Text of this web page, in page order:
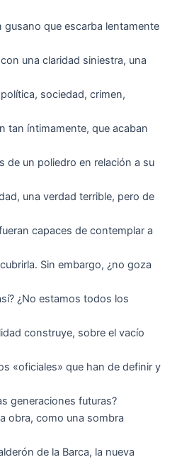
gusano que escarba lentamente
una claridad siniestra, una
sociedad, crimen,
tan íntimamente, que acaban
de un poliedro en relación a su
una verdad terrible, pero de
capaces de contemplar a
Sin embargo, ¿no goza
¿No estamos todos los
construye, sobre el vacío
«oficiales» que han de definir y
generaciones futuras?
obra, como una sombra
de la Barca, la nueva